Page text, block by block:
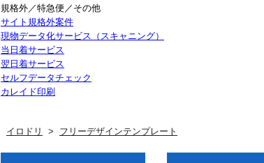
規格外／特急便／その他
サイト規格外案件
現物データ化サービス（スキャニング）
当日着サービス
翌日着サービス
セルフデータチェック
カレイド印刷
イロドリ フリーデザインテンプレート